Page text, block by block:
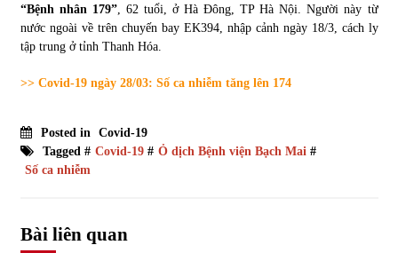
“Bệnh nhân 179”, 62 tuổi, ở Hà Đông, TP Hà Nội. Người này từ
nước ngoài về trên chuyến bay EK394, nhập cảnh ngày 18/3, cách ly
tập trung ở tỉnh Thanh Hóa.
>> Covid-19 ngày 28/03: Số ca nhiễm tăng lên 174
Posted in Covid-19
Tagged # Covid-19# Ỏ dịch Bệnh viện Bạch Mai#
Số ca nhiễm
Bài liên quan